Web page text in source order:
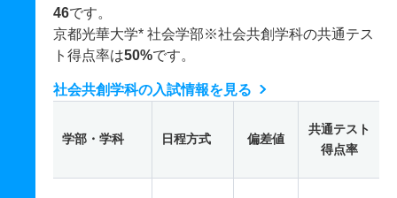
46です。
京都光華大学* 社会学部※社会共創学科の共通テス
ト得点率は50%です。
社会共創学科の入試情報を見る
学部・学科 日程方式 偏差値
共通テスト
得点率